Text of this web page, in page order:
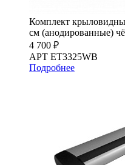
Комплект
см (анодированные)
4 700 ₽
АРТ ET3325WB
Подробнее